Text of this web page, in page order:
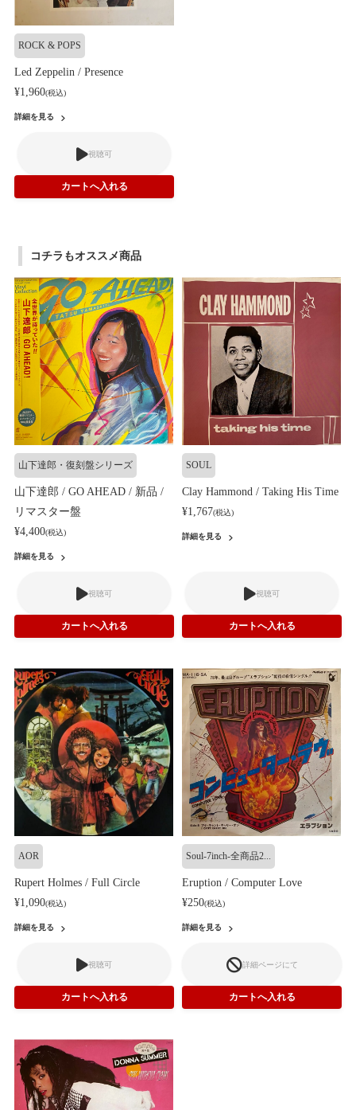
ROCK & POPS
Led Zeppelin / Presence
¥1,960(税込)
詳細を見る
視聴可
コチラもオススメ商品
山下達郎・復刻盤シリーズ
山下達郎 / GO AHEAD / 新品 /
リマスター盤
¥4,400(税込)
詳細を見る
視聴可
SOUL
Clay Hammond / Taking His Time
¥1,767(税込)
詳細を見る
視聴可
AOR
Rupert Holmes / Full Circle
¥1,090(税込)
詳細を見る
視聴可
Soul-7inch-全商品2...
Eruption / Computer Love
¥250(税込)
詳細を見る
詳細ページにて